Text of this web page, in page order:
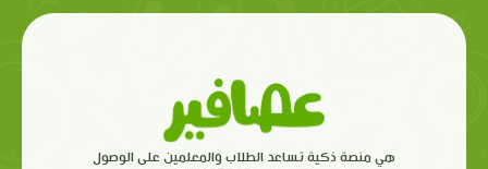
هي منصة ذكية تساعد الطلاب والمعلمين على الوصول